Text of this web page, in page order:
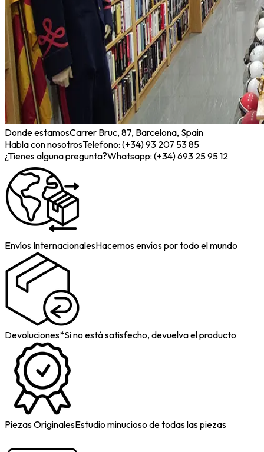
Donde estamosCarrer Bruc, 87, Barcelona, Spain
Habla con nosotrosTelefono: (+34) 93 207 53 85
¿Tienes alguna pregunta?Whatsapp: (+34) 693 25 95 12
Envíos InternacionalesHacemos envíos por todo el mundo
Devoluciones*Si no está satisfecho, devuelva el producto
Piezas OriginalesEstudio minucioso de todas las piezas